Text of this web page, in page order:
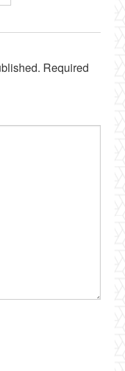
Required